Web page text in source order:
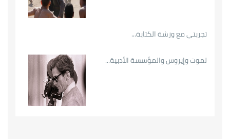
تجربتي مع ورشة الكتابة...
لموت وإيروس والمؤسسة الأدبية...